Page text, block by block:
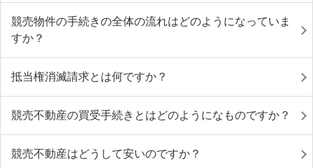
競売物件の手続きの全体の流れはどのようになっていま
すか？
抵当権消滅請求とは何ですか？
競売不動産の買受手続きとはどのようになものですか？
競売不動産はどうして安いのですか？